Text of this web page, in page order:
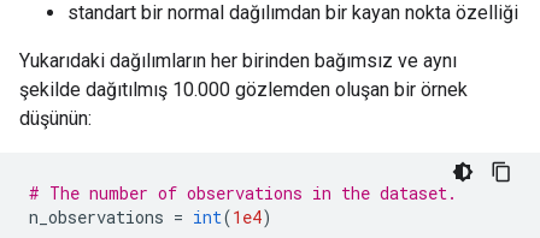
standart bir normal dağılımdan bir kayan nokta özelliği
Yukarıdaki dağılımların her birinden bağımsız ve aynı
şekilde dağıtılmış 10.000 gözlemden oluşan bir örnek
düşünün:
# The number of observations in the dataset.
n_observations = int(1e4)